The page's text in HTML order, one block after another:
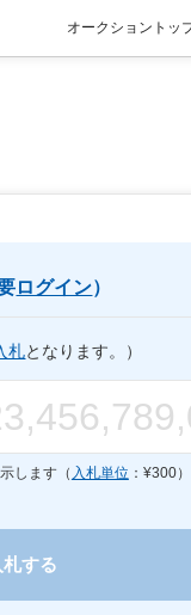
オークショントッ
ログイン）
札となります。）
します（ 入札単位 ：¥300）